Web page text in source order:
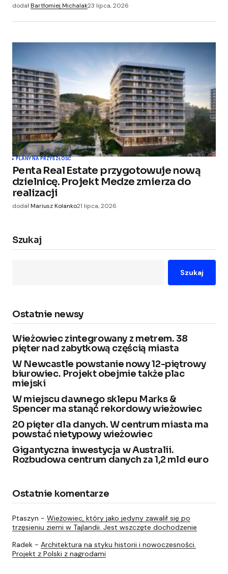
dodałBartłomiej Michalak23 lipca, 2026
PLANY NA PRZYSZŁOŚĆ
Penta Real Estate przygotowuje nową
dzielnicę. Projekt Medze zmierza do
realizacji
dodałMariusz Kolanko21 lipca, 2026
Szukaj
Szukaj
Ostatnie newsy
Wieżowiec zintegrowany z metrem. 38
pięter nad zabytkową częścią miasta
W Newcastle powstanie nowy 12-piętrowy
biurowiec. Projekt obejmie także plac
miejski
W miejscu dawnego sklepu Marks &
Spencer ma stanąć rekordowy wieżowiec
20 pięter dla danych. W centrum miasta ma
powstać nietypowy wieżowiec
Gigantyczna inwestycja w Australii.
Rozbudowa centrum danych za 1,2 mld euro
Ostatnie komentarze
Ptaszyn - Wieżowiec, który jako jedyny zawalił się po
trzęsieniu ziemi w Tajlandii. Jest wszczęte dochodzenie
Radek - Architektura na styku historii i nowoczesności.
Projekt z Polski z nagrodami